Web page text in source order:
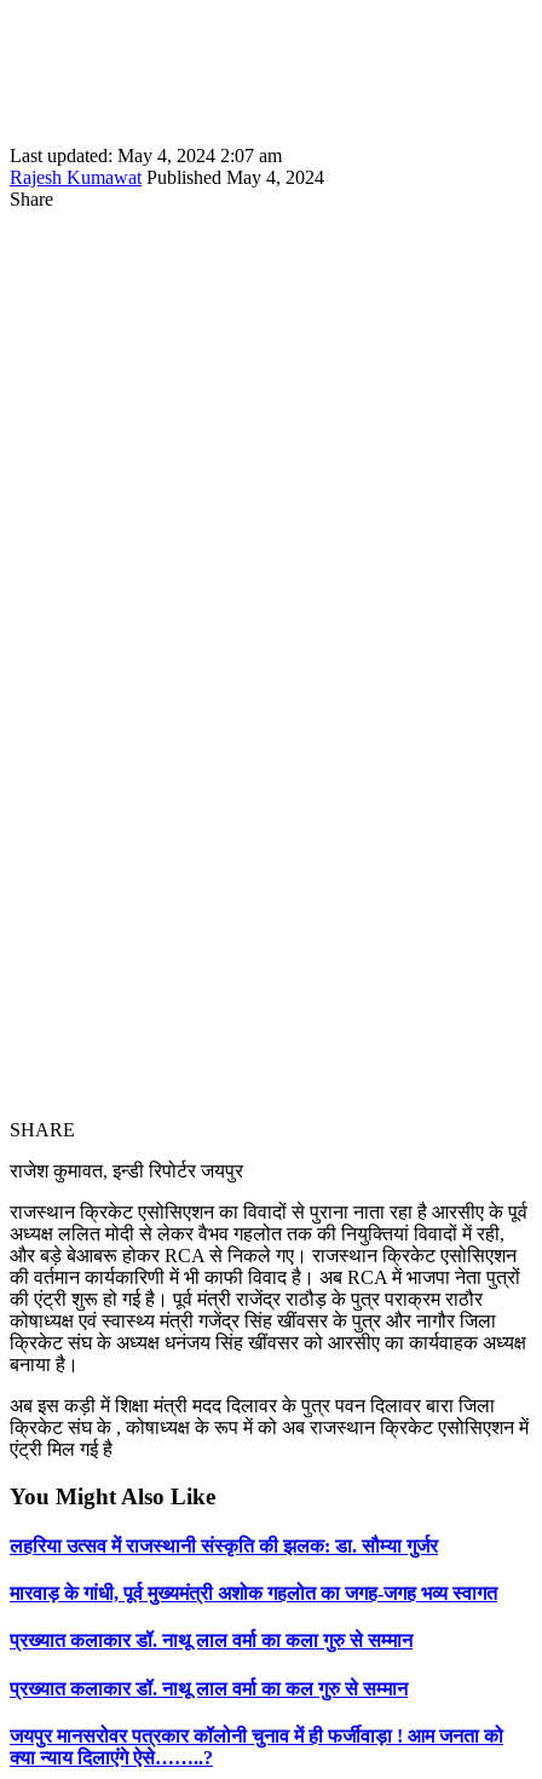
Last updated: May 4, 2024 2:07 am
Rajesh Kumawat Published May 4, 2024
Share
SHARE
राजेश कुमावत, इन्डी रिपोर्टर जयपुर
राजस्थान क्रिकेट एसोसिएशन का विवादों से पुराना नाता रहा है आरसीए के पूर्व
अध्यक्ष ललित मोदी से लेकर वैभव गहलोत तक की नियुक्तियां विवादों में रही,
और बड़े बेआबरू होकर RCA से निकले गए। राजस्थान क्रिकेट एसोसिएशन
की वर्तमान कार्यकारिणी में भी काफी विवाद है। अब RCA में भाजपा नेता पुत्रों
की एंट्री शुरू हो गई है। पूर्व मंत्री राजेंद्र राठौड़ के पुत्र पराक्रम राठौर
कोषाध्यक्ष एवं स्वास्थ्य मंत्री गजेंद्र सिंह खींवसर के पुत्र और नागौर जिला
क्रिकेट संघ के अध्यक्ष धनंजय सिंह खींवसर को आरसीए का कार्यवाहक अध्यक्ष
बनाया है।
अब इस कड़ी में शिक्षा मंत्री मदद दिलावर के पुत्र पवन दिलावर बारा जिला
क्रिकेट संघ के , कोषाध्यक्ष के रूप में को अब राजस्थान क्रिकेट एसोसिएशन में
एंट्री मिल गई है
You Might Also Like
लहरिया उत्सव में राजस्थानी संस्कृति की झलक: डा. सौम्या गुर्जर
मारवाड़ के गांधी, पूर्व मुख्यमंत्री अशोक गहलोत का जगह-जगह भव्य स्वागत
प्रख्यात कलाकार डॉ. नाथू लाल वर्मा का कला गुरु से सम्मान
प्रख्यात कलाकार डॉ. नाथू लाल वर्मा का कल गुरु से सम्मान
जयपुर मानसरोवर पत्रकार कॉलोनी चुनाव में ही फर्जीवाड़ा ! आम जनता को
क्या न्याय दिलाएंगे ऐसे……..?